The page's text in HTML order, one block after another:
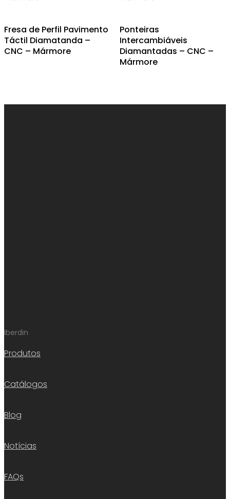
the
product
page
Fresa de Perfil Pavimento
Táctil Diamatanda –
CNC – Mármore
Ponteiras
Intercambiáveis
Diamantadas – CNC –
Mármore
Iberdin
Produtos
Catálogos
Blog
Notícias
FAQs